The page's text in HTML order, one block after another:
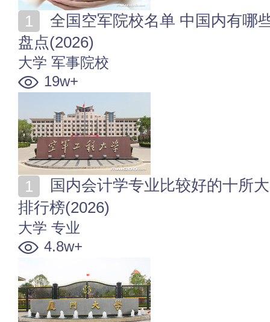
盘点(2026)
大学 军事院校
19w+
排行榜(2026)
大学 专业
4.8w+